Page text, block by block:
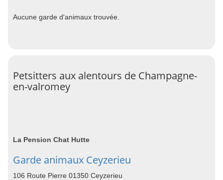
Aucune garde d'animaux trouvée.
Petsitters aux alentours de Champagne-
en-valromey
La Pension Chat Hutte
Garde animaux Ceyzerieu
106 Route Pierre 01350 Ceyzerieu